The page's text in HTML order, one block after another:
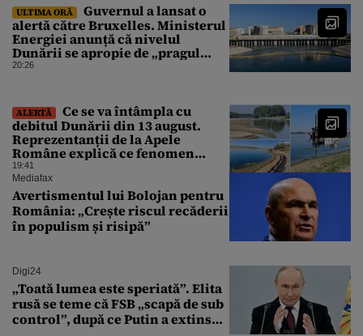
ULTIMA ORĂ
Guvernul a lansat o
alertă către Bruxelles. Ministerul
Energiei anunță că nivelul
Dunării se apropie de „pragul
critic”, iar centrala de la
20:26
ALERTĂ
Ce se va întâmpla cu
debitul Dunării din 13 august.
Reprezentanții de la Apele
Române explică ce fenomen
urmează
19:41
Mediafax
Avertismentul lui Bolojan pentru
România: „Crește riscul recăderii
în populism și risipă”
Digi24
„Toată lumea este speriată”. Elita
rusă se teme că FSB „scapă de sub
control”, după ce Putin a extins